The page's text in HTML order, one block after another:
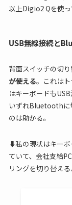
以上Digio2 Qを使っ
USB無線接続と
背面スイッチの切
が使える。これは
はキーボードも
いずれBluetoothに
のは助かる。
⬇︎私の現状はキー
ていて、会社支給
リングを切り替える